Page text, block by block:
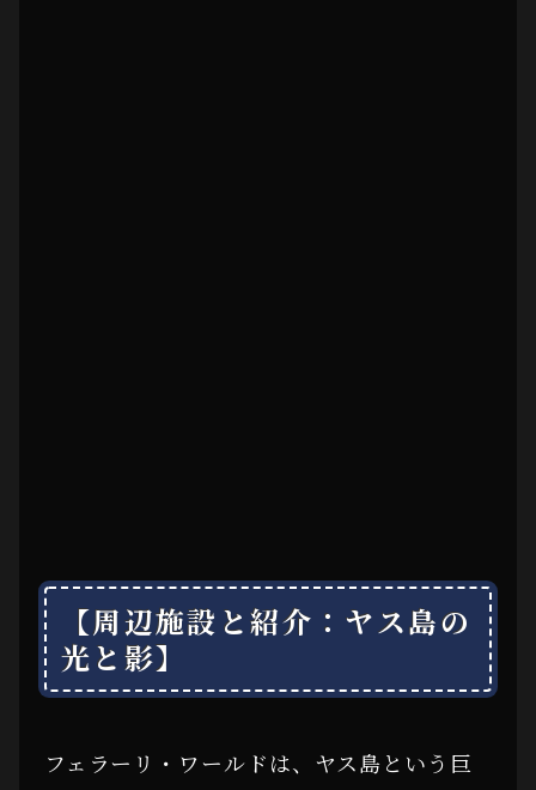
【周辺施設と紹介：ヤス島の
光と影】
フェラーリ・ワールドは、ヤス島という巨